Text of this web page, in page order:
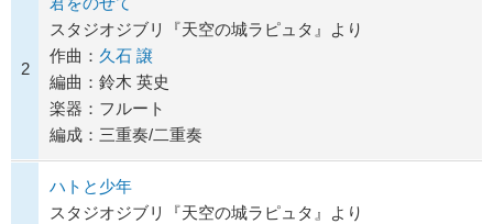
2
スタジオジブリ『天空の城ラピュタ』より
作曲： 久石 譲
編曲：鈴木 英史
楽器：フルート
編成：三重奏/二重奏
ハトと少年
スタジオジブリ『天空の城ラピュタ』より